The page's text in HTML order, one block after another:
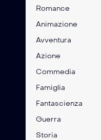
Romance
Animazione
Avventura
Azione
Commedia
Famiglia
Fantascienza
Guerra
Storia